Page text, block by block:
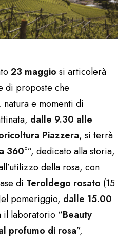
23 maggio si articolerà
di proposte che
e momenti di
dalle 9.30 alle
Piazzera, si terrà
360°”, dedicato alla storia,
della rosa, con
di Teroldego rosato (15
pomeriggio, dalle 15.00
il laboratorio “Beauty
profumo di rosa”,